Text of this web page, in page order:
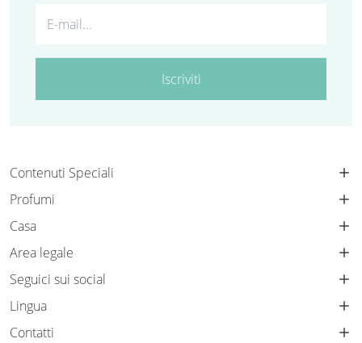
Iscriviti
Contenuti Speciali
Profumi
Casa
Area legale
Seguici sui social
Lingua
Contatti